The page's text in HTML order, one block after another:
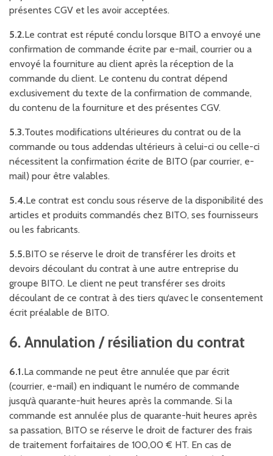
présentes CGV et les avoir acceptées.
5.2.Le contrat est réputé conclu lorsque BITO a envoyé une
confirmation de commande écrite par e-mail, courrier ou a
envoyé la fourniture au client après la réception de la
commande du client. Le contenu du contrat dépend
exclusivement du texte de la confirmation de commande,
du contenu de la fourniture et des présentes CGV.
5.3.Toutes modifications ultérieures du contrat ou de la
commande ou tous addendas ultérieurs à celui-ci ou celle-ci
nécessitent la confirmation écrite de BITO (par courrier, e-
mail) pour être valables.
5.4.Le contrat est conclu sous réserve de la disponibilité des
articles et produits commandés chez BITO, ses fournisseurs
ou les fabricants.
5.5.BITO se réserve le droit de transférer les droits et
devoirs découlant du contrat à une autre entreprise du
groupe BITO. Le client ne peut transférer ses droits
découlant de ce contrat à des tiers qu‘avec le consentement
écrit préalable de BITO.
6. Annulation / résiliation du contrat
6.1.La commande ne peut être annulée que par écrit
(courrier, e-mail) en indiquant le numéro de commande
jusqu‘à quarante-huit heures après la commande. Si la
commande est annulée plus de quarante-huit heures après
sa passation, BITO se réserve le droit de facturer des frais
de traitement forfaitaires de 100,00 € HT. En cas de